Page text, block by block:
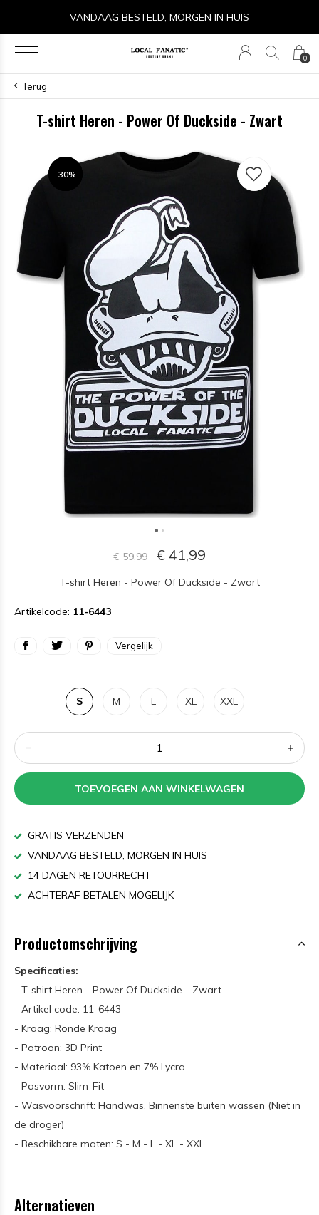
0
VANDAAG BESTELD, MORGEN IN HUIS
Terug
T-shirt Heren - Power Of Duckside - Zwart
-30%
-30%
-30%
€ 59,99 € 41,99
T-shirt Heren - Power Of Duckside - Zwart
Artikelcode: 11-6443
Vergelijk
S M L XL XXL
TOEVOEGEN AAN WINKELWAGEN
GRATIS VERZENDEN
VANDAAG BESTELD, MORGEN IN HUIS
14 DAGEN RETOURRECHT
ACHTERAF BETALEN MOGELIJK
Productomschrijving
Specificaties:
- T-shirt Heren - Power Of Duckside - Zwart
- Artikel code: 11-6443
- Kraag: Ronde Kraag
- Patroon: 3D Print
- Materiaal: 93% Katoen en 7% Lycra
- Pasvorm: Slim-Fit
- Wasvoorschrift: Handwas, Binnenste buiten wassen (Niet in
de droger)
- Beschikbare maten: S - M - L - XL - XXL
Alternatieven